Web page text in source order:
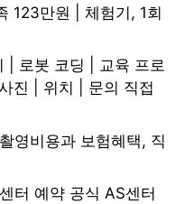
123만원 | 체험기, 1회
| 로봇 코딩 | 교육 프로
진 | 위치 | 문의 직접
영비용과 보험혜택, 직
터 예약 공식 AS센터